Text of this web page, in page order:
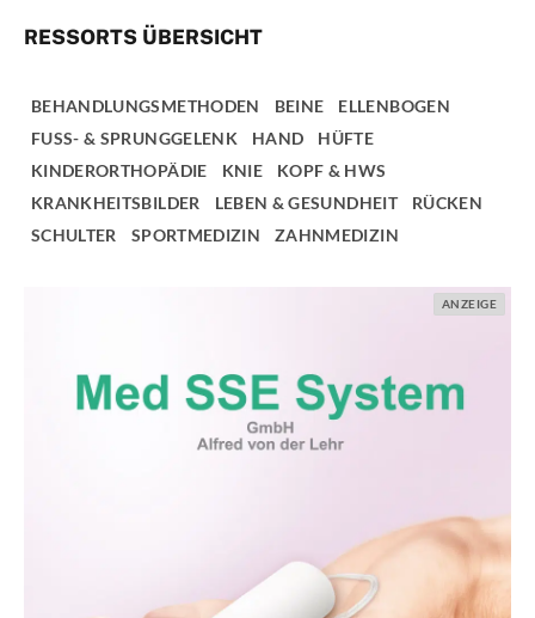
RESSORTS ÜBERSICHT
BEHANDLUNGSMETHODEN BEINE
ELLENBOGEN
FUSS- & SPRUNGGELENK
HAND
HÜFTE
KINDERORTHOPÄDIE
KNIE
KOPF & HWS
KRANKHEITSBILDER
LEBEN & GESUNDHEIT
RÜCKEN
SCHULTER
SPORTMEDIZIN ZAHNMEDIZIN
ANZEIGE